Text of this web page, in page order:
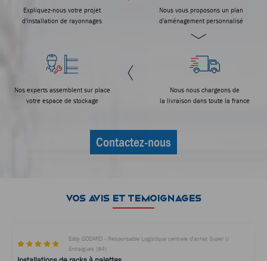
Expliquez-nous votre projet
d'installation de rayonnages
Nous vous proposons un plan
d'aménagement personnalisé
Nos experts assemblent sur place
votre espace de stockage
Nous nous chargeons de
la livraison dans toute la france
Contactez-nous
VOS AVIS ET TEMOIGNAGES
Eddy GODARD - Responsable Logistique centrale d'achat Super U
Entraigues (84)